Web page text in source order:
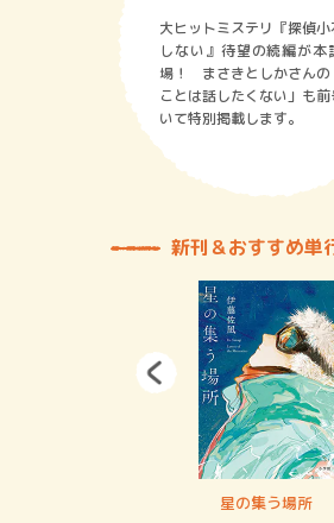
大ヒットミステリ『探偵
しない』待望の続編が本
場！ まさきとしかさんの
ことは話したくない」も
いて特別掲載します。
新刊＆おすすめ単
星の集う場所